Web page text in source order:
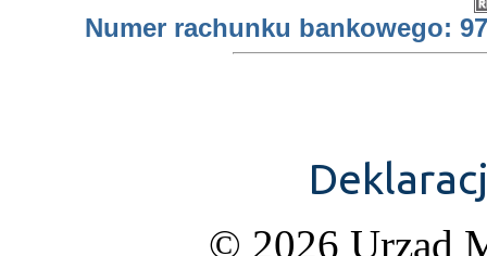
Numer rachunku bankowego: 97
© 2026 Urząd